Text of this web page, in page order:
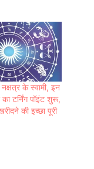
के स्‍वामी, इन
का टर्निंग पॉइंट शुरू,
की इच्छा पूरी